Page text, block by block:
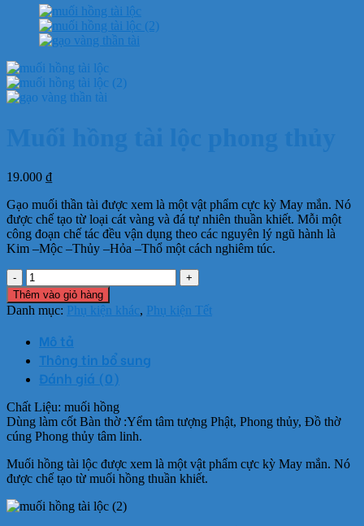
19.000 ₫
Gạo muối thần tài được xem là một vật phẩm cực kỳ May mắn. Nó
được chế tạo từ loại cát vàng và đá tự nhiên thuần khiết. Mỗi một
công đoạn chế tác đều vận dụng theo các nguyên lý ngũ hành là
Kim –Mộc –Thủy –Hỏa –Thổ một cách nghiêm túc.
Muối
hồng
tài
lộc
phong
thủy
số
lượng
Thêm vào giỏ hàng
Danh mục: Phụ kiện khác, Phụ kiện Tết
Mô tả
Thông tin bổ sung
Đánh giá (0)
Chất Liệu: muối hồng
Dùng làm cốt Bàn thờ :Yểm tâm tượng Phật, Phong thủy, Đồ thờ
cúng Phong thủy tâm linh.
Muối hồng tài lộc được xem là một vật phẩm cực kỳ May mắn. Nó
được chế tạo từ muối hồng thuần khiết.